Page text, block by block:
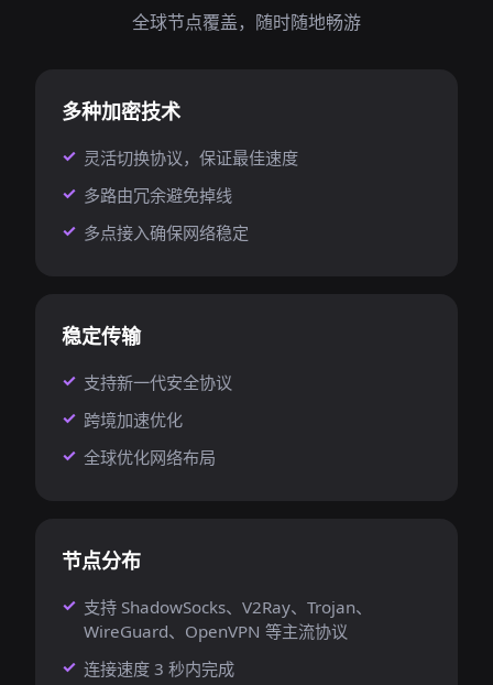
全球节点覆盖，随时随地畅游
多种加密技术
灵活切换协议，保证最佳速度
多路由冗余避免掉线
多点接入确保网络稳定
稳定传输
支持新一代安全协议
跨境加速优化
全球优化网络布局
节点分布
支持 ShadowSocks、V2Ray、Trojan、
WireGuard、OpenVPN 等主流协议
连接速度 3 秒内完成